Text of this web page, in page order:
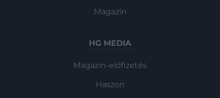
Magazin
HG MEDIA
Magazin-előfizetés
Haszon